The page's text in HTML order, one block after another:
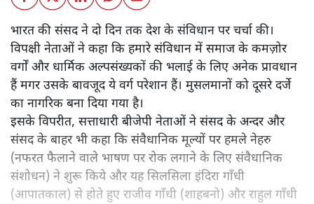
भारत की संसद ने दो दिन तक देश के संविधान पर चर्चा की।
विपक्षी नेताओं ने कहा कि हमारे संविधान में समाज के कमज़ोर
वर्गों और धार्मिक अल्पसंख्यकों की भलाई के लिए अनेक प्रावधान
हैं मगर उसके बावजूद ये वर्ग परेशान हैं। मुसलमानों को दूसरे दर्जे
का नागरिक बना दिया गया है।
इसके विपरीत, सत्ताधारी बीजेपी नेताओं ने संसद के अन्दर और
संसद के बाहर भी कहा कि संवैधानिक मूल्यों पर हमले नेहरु
(नफरत फैलाने वाले भाषण पर रोक लगाने के लिए संवैधानिक
संशोधन) ने शुरू किये और यह सिलसिला इंदिरा गाँधी
(आपातकाल) से होते हुए राजीव गाँधी (शाहबनो) और राहुल गाँधी